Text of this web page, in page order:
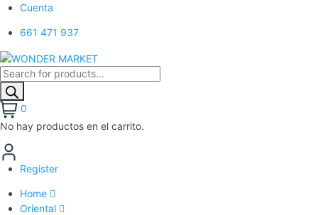
Cuenta
661 471 937
0
No hay productos en el carrito.
Register
Home
Oriental